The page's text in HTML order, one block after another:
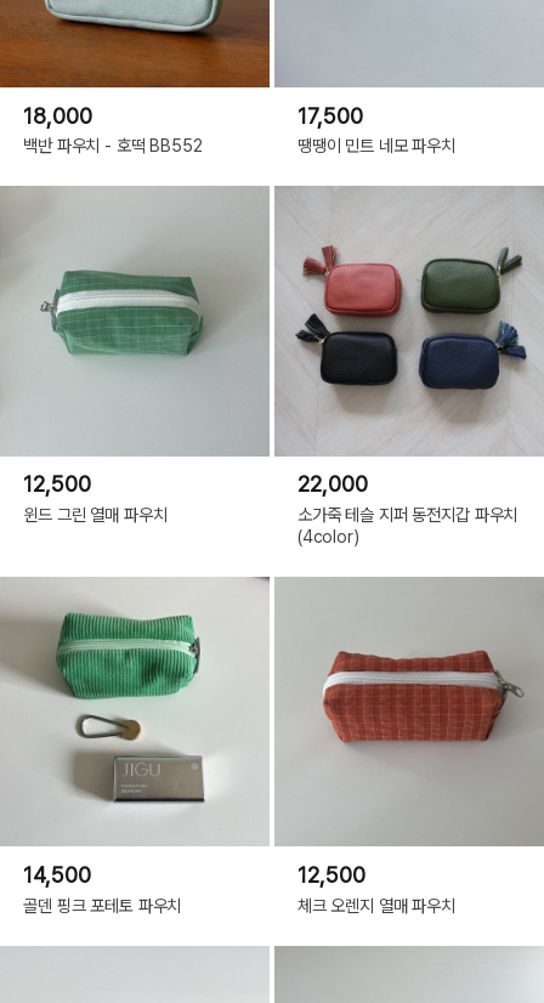
18,000
백반 파우치 - 호떡 BB552
17,500
땡땡이 민트 네모 파우치
12,500
윈드 그린 열매 파우치
22,000
소가죽 테슬 지퍼 동전지갑 파우치
(4color)
14,500
골덴 핑크 포테토 파우치
12,500
체크 오렌지 열매 파우치